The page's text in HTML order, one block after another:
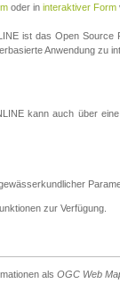
oder in interaktiver Form
ist das Open Source
Anwendung zu
kann auch über
zur Verfügung.
als OGC Web